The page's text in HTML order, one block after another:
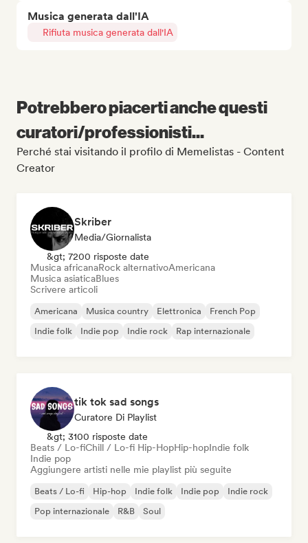
Musica generata dall'IA
Rifiuta musica generata dall'IA
Potrebbero piacerti anche questi
curatori/professionisti...
Perché stai visitando il profilo di Memelistas - Content
Creator
Skriber
Media/Giornalista
&gt; 7200 risposte date
Musica africanaRock alternativoAmericana
Musica asiaticaBlues
Scrivere articoli
Americana Musica country Elettronica
French Pop
Indie folk
Indie pop Indie rock Rap internazionale
tik tok sad songs
Curatore Di Playlist
&gt; 3100 risposte date
Beats / Lo-fiChill / Lo-fi Hip-HopHip-hopIndie folk
Indie pop
Aggiungere artisti nelle mie playlist più seguite
Beats / Lo-fi Hip-hop Indie folk Indie pop
Indie rock
Pop internazionale
R&B Soul